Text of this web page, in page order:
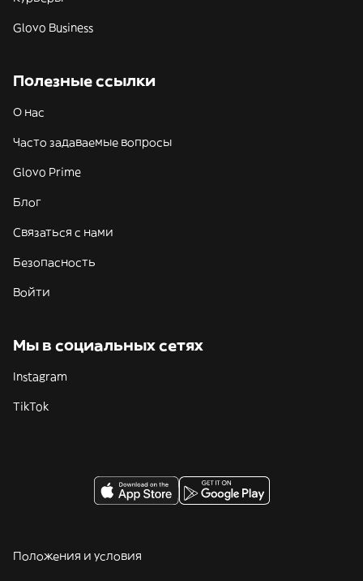
Glovo Business
Полезные ссылки
О нас
Часто задаваемые вопросы
Glovo Prime
Блог
Связаться с нами
Безопасность
Войти
Мы в социальных сетях
Instagram
TikTok
Положения и условия